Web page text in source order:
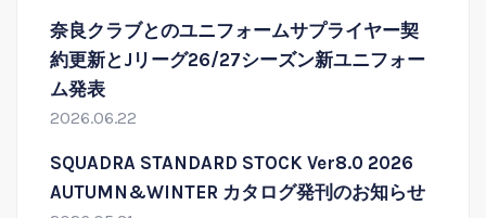
奈良クラブとのユニフォームサプライヤー契
約更新とJリーグ26/27シーズン新ユニフォー
ム発表
2026.06.22
SQUADRA STANDARD STOCK Ver8.0 2026
AUTUMN&WINTER カタログ発刊のお知らせ